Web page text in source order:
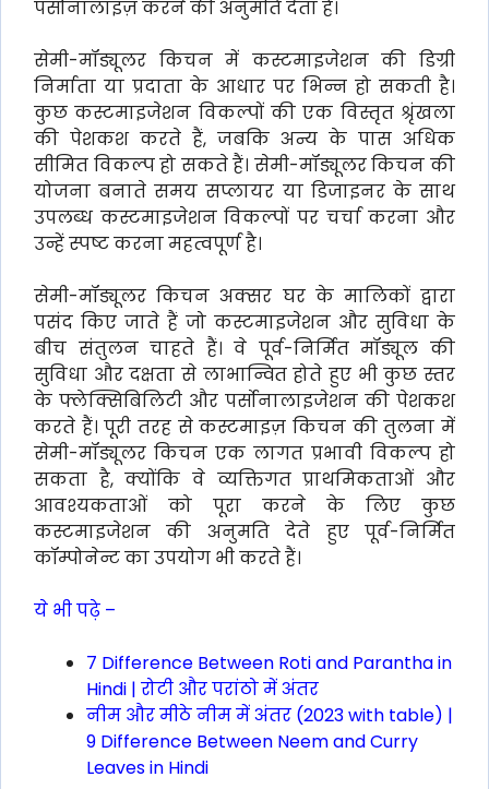
पर्सोनालाइज़ करने की अनुमति देता है।
सेमी-मॉड्यूलर किचन में कस्टमाइजेशन की डिग्री
निर्माता या प्रदाता के आधार पर भिन्न हो सकती है।
कुछ कस्टमाइजेशन विकल्पों की एक विस्तृत श्रृंखला
की पेशकश करते हैं, जबकि अन्य के पास अधिक
सीमित विकल्प हो सकते हैं। सेमी-मॉड्यूलर किचन की
योजना बनाते समय सप्लायर या डिजाइनर के साथ
उपलब्ध कस्टमाइजेशन विकल्पों पर चर्चा करना और
उन्हें स्पष्ट करना महत्वपूर्ण है।
सेमी-मॉड्यूलर किचन अक्सर घर के मालिकों द्वारा
पसंद किए जाते हैं जो कस्टमाइजेशन और सुविधा के
बीच संतुलन चाहते हैं। वे पूर्व-निर्मित मॉड्यूल की
सुविधा और दक्षता से लाभान्वित होते हुए भी कुछ स्तर
के फ्लेक्सिबिलिटी और पर्सोनालाइजेशन की पेशकश
करते हैं। पूरी तरह से कस्टमाइज़ किचन की तुलना में
सेमी-मॉड्यूलर किचन एक लागत प्रभावी विकल्प हो
सकता है, क्योंकि वे व्यक्तिगत प्राथमिकताओं और
आवश्यकताओं को पूरा करने के लिए कुछ
कस्टमाइजेशन की अनुमति देते हुए पूर्व-निर्मित
कॉम्पोनेन्ट का उपयोग भी करते हैं।
ये भी पढ़े –
7 Difference Between Roti and Parantha in
Hindi | रोटी और परांठो में अंतर
नीम और मीठे नीम में अंतर (2023 with table) |
9 Difference Between Neem and Curry
Leaves in Hindi